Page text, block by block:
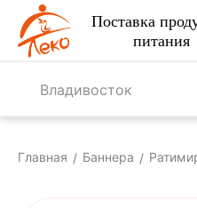
Поставка
питания
Владивосток
Главная / Баннера /